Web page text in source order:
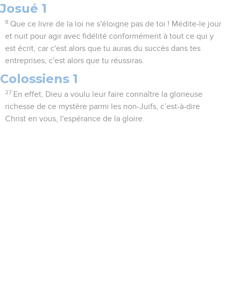
Josué 1
8 Que ce livre de la loi ne s'éloigne pas de toi ! Médite-le jour
et nuit pour agir avec fidélité conformément à tout ce qui y
est écrit, car c'est alors que tu auras du succès dans tes
entreprises, c'est alors que tu réussiras.
Colossiens 1
27 En effet, Dieu a voulu leur faire connaître la glorieuse
richesse de ce mystère parmi les non-Juifs, c’est-à-dire
Christ en vous, l'espérance de la gloire.